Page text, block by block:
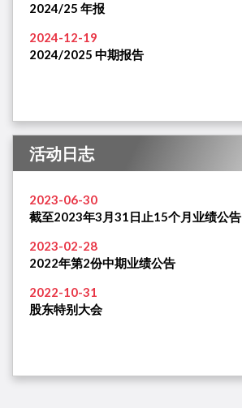
2024/25 年报
2024-12-19
2024/2025 中期报告
活动日志
2023-06-30
截至2023年3月31日止15个月业绩公告
2023-02-28
2022年第2份中期业绩公告
2022-10-31
股东特别大会